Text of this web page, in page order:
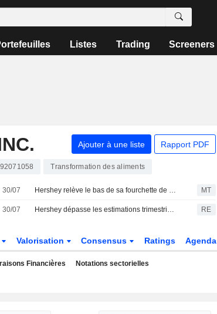
Listes Trading Screeners
Ajouter à une liste Rapport PDF
Transformation des aliments
30/07 Hershey relève le bas de sa fourchette de prévisions annuelles après des résultats supérieurs aux attentes au deuxième trimestre MT
30/07 Hershey dépasse les estimations trimestrielles grâce à la hausse des prix et à la demande de snacks RE
Valorisation Consensus Ratings Agenda
Financières Notations sectorielles